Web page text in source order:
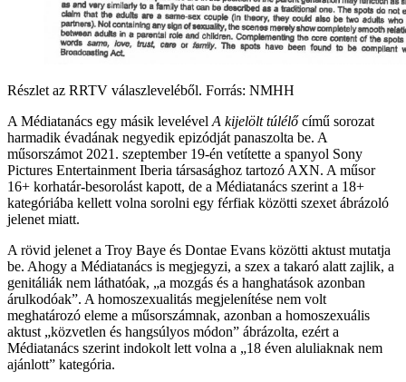
Részlet az RRTV válaszleveléből. Forrás: NMHH
A Médiatanács egy másik levelével A kijelölt túlélőcímű sorozat
harmadik évadának negyedik epizódját panaszolta be. A
műsorszámot 2021. szeptember 19-én vetítette a spanyol Sony
Pictures Entertainment Iberia társasághoz tartozó AXN. A műsor
16+ korhatár-besorolást kapott, de a Médiatanács szerint a 18+
kategóriába kellett volna sorolni egy férfiak közötti szexet ábrázoló
jelenet miatt.
A rövid jelenet a Troy Baye és Dontae Evans közötti aktust mutatja
be. Ahogy a Médiatanács is megjegyzi, a szex a takaró alatt zajlik, a
genitáliák nem láthatóak, „a mozgás és a hanghatások azonban
árulkodóak”. A homoszexualitás megjelenítése nem volt
meghatározó eleme a műsorszámnak, azonban a homoszexuális
aktust „közvetlen és hangsúlyos módon” ábrázolta, ezért a
Médiatanács szerint indokolt lett volna a „18 éven aluliaknak nem
ajánlott” kategória.